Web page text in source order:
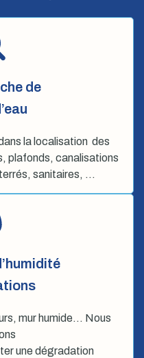
de
la localisation des
plafonds, canalisations
sanitaires, …
mur humide… Nous
une dégradation